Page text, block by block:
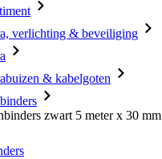
verlichting & beveiliging
& kabelgoten
zwart 5 meter x 30 mm